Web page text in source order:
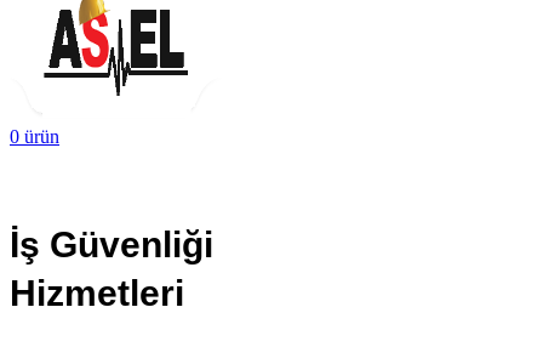
0 ürün
İş Güvenliği
Hizmetleri